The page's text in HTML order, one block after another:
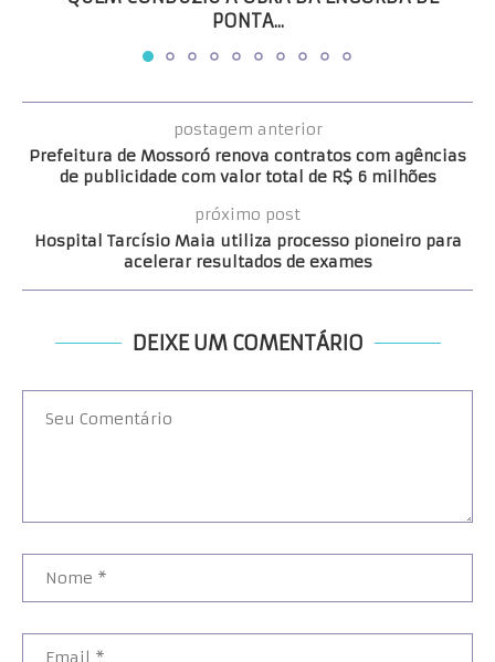
PONTA...
postagem anterior
Prefeitura de Mossoró renova contratos com agências
de publicidade com valor total de R$ 6 milhões
próximo post
Hospital Tarcísio Maia utiliza processo pioneiro para
acelerar resultados de exames
DEIXE UM COMENTÁRIO